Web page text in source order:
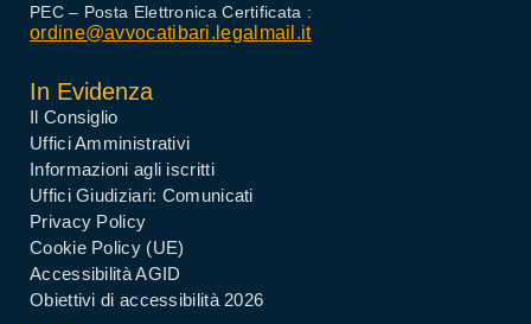
PEC – Posta Elettronica Certificata :
ordine@avvocatibari.legalmail.it
In Evidenza
Il Consiglio
Uffici Amministrativi
Informazioni agli iscritti
Uffici Giudiziari: Comunicati
Privacy Policy
Cookie Policy (UE)
Accessibilità AGID
Obiettivi di accessibilità 2026